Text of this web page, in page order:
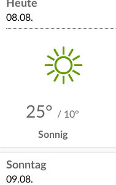
Heute
08.08.
25° / 10°
Sonnig
Sonntag
09.08.